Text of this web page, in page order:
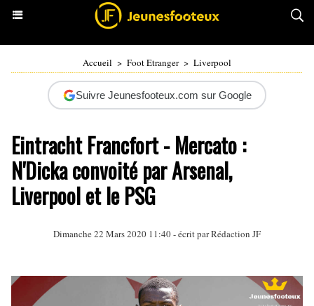
Accueil > Foot Etranger > Liverpool
Suivre Jeunesfooteux.com sur Google
Eintracht Francfort - Mercato :
N'Dicka convoité par Arsenal,
Liverpool et le PSG
Dimanche 22 Mars 2020 11:40 - écrit par Rédaction JF